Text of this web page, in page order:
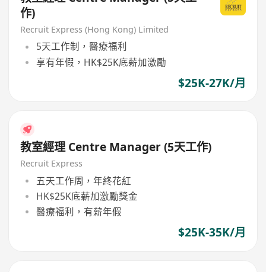
作)
Recruit Express (Hong Kong) Limited
5天工作制，醫療福利
享有年假，HK$25K底薪加激勵
$25K-27K/月
教室經理 Centre Manager (5天工作)
Recruit Express
五天工作周，年終花紅
HK$25K底薪加激勵獎金
醫療福利，有薪年假
$25K-35K/月